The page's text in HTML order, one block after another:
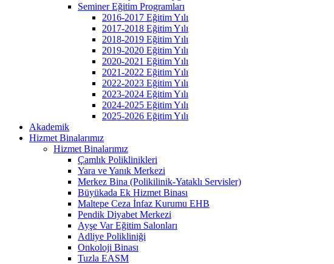
Seminer Eğitim Programları
2016-2017 Eğitim Yılı
2017-2018 Eğitim Yılı
2018-2019 Eğitim Yılı
2019-2020 Eğitim Yılı
2020-2021 Eğitim Yılı
2021-2022 Eğitim Yılı
2022-2023 Eğitim Yılı
2023-2024 Eğitim Yılı
2024-2025 Eğitim Yılı
2025-2026 Eğitim Yılı
Akademik
Hizmet Binalarımız
Hizmet Binalarımız
Çamlık Poliklinikleri
Yara ve Yanık Merkezi
Merkez Bina (Polikilinik-Yataklı Servisler)
Büyükada Ek Hizmet Binası
Maltepe Ceza İnfaz Kurumu EHB
Pendik Diyabet Merkezi
Ayşe Var Eğitim Salonları
Adliye Polikliniği
Onkoloji Binası
Tuzla EASM